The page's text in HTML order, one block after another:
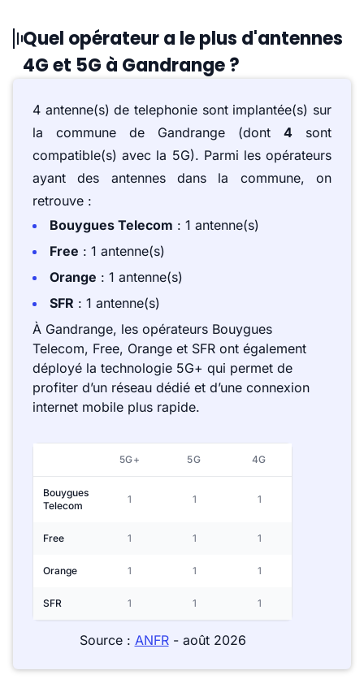
Quel opérateur a le plus d'antennes
4G et 5G à Gandrange ?
4 antenne(s) de telephonie sont implantée(s) sur
la commune de Gandrange (dont 4 sont
compatible(s) avec la 5G). Parmi les opérateurs
ayant des antennes dans la commune, on
retrouve :
Bouygues Telecom : 1 antenne(s)
Free : 1 antenne(s)
Orange : 1 antenne(s)
SFR : 1 antenne(s)
À Gandrange, les opérateurs Bouygues
Telecom, Free, Orange et SFR ont également
déployé la technologie 5G+ qui permet de
profiter d’un réseau dédié et d’une connexion
internet mobile plus rapide.
5G+ 5G 4G
Bouygues
Telecom
1 1 1
Free 1 1 1
Orange 1 1 1
SFR 1 1 1
Source : ANFR- août 2026